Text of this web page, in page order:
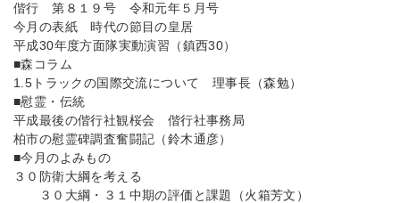
偕行 第８１９号 令和元年５月号
今月の表紙 時代の節目の皇居
平成30年度方面隊実動演習（鎮西30）
■森コラム
1.5トラックの国際交流について 理事長（森勉）
■慰霊・伝統
平成最後の偕行社観桜会 偕行社事務局
柏市の慰霊碑調査奮闘記（鈴木通彦）
■今月のよみもの
３０防衛大綱を考える
３０大綱・３１中期の評価と課題（火箱芳文）